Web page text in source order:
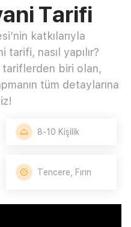
Tarifi
katkılarıyla
tarifi, nasıl yapılır?
tariflerden biri olan,
tüm detaylarına
8-10 Kişilik
Tencere, Fırın